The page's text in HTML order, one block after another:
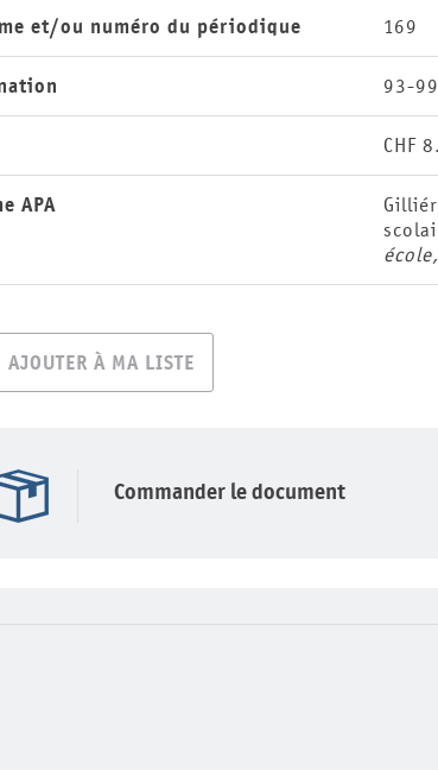
et/ou numéro du périodique 169
93-99
CHF
APA
AJOUTER À MA LISTE
Commander le document